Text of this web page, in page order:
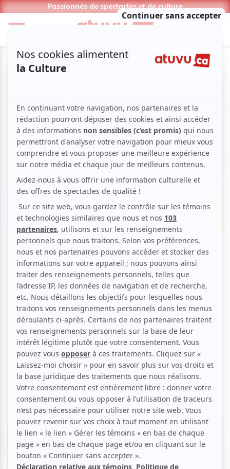
Passionnés de spectacles et de culture
Les pièces de théâtre à découvrir
en septembre 2024
Théâtre Nouvelles
Suggestions de sorties
ParRédaction atuvu.ca| 30 août 2024 | Photo : La démagogie
des dragons en répétition. Valérie Remise | Contenu original
La saison régulière théâtrale s’apprête à débuter et
ce ne sont pas les choix qui vont manquer. Des
adaptations aux créations, atuvu.ca vous présente
les pièces à découvrir lors de cette rentrée culturelle
2024.
Théâtre La Licorne
Cordes| Du 9 septembre au 2 octobre